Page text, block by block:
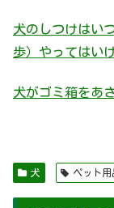
犬のしつけはい
歩）やってはい
犬がゴミ箱をあ
犬 ペット用